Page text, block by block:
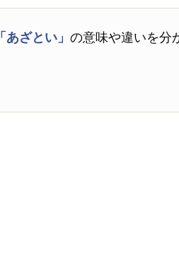
「あざとい」の意味や違いを分